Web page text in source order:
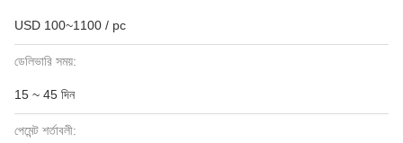
USD 100~1100 / pc
ডেলিভারি সময়:
15 ~ 45 দিন
পেমেন্ট শর্তাবলী: